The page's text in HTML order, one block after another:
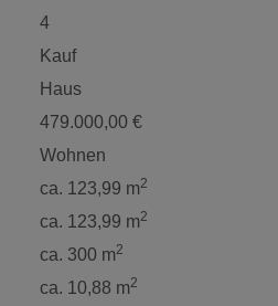
4
Kauf
Haus
479.000,00 €
Wohnen
ca. 123,99 m2
ca. 123,99 m2
ca. 300 m2
ca. 10,88 m2